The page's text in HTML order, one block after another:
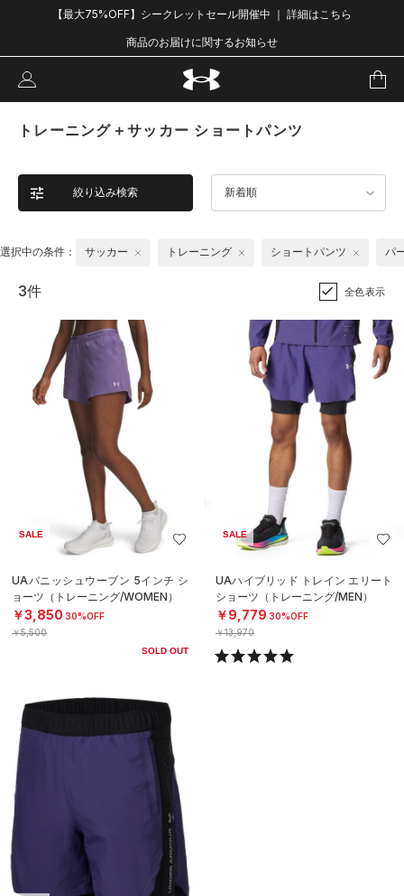
【最大75%OFF】シークレットセール開催中 ｜ 詳細はこちら
商品のお届けに関するお知らせ
トレーニング＋サッカー ショートパンツ
絞り込み検索 新着順
選択中の条件： サッカー トレーニング ショートパンツ パ
3件 全色表示
SALE
UAバニッシュウーブン 5インチ シ
ョーツ（トレーニング/WOMEN）
￥3,850 30%OFF
￥5,500
SOLD OUT
SALE
UAハイブリッド トレイン エリート
ショーツ（トレーニング/MEN）
￥9,779 30%OFF
￥13,970